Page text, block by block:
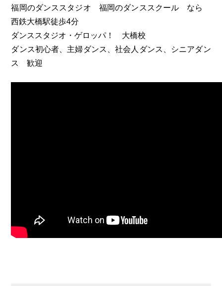
福岡のダンススタジオ 福岡のダンススクール なら
西鉄大橋駅徒歩4分
ダンススタジオ・ゲロッパ！ 大橋校
ダンス初心者、主婦ダンス、社会人ダンス、シニアダン
ス 歓迎